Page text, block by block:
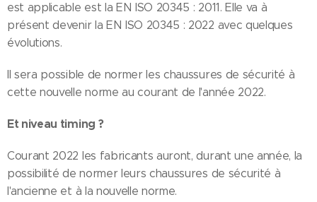
est applicable est la EN ISO 20345 : 2011. Elle va à
présent devenir la EN ISO 20345 : 2022 avec quelques
évolutions.
Il sera possible de normer les chaussures de sécurité à
cette nouvelle norme au courant de l'année 2022.
Et niveau timing ?
Courant 2022 les fabricants auront, durant une année, la
possibilité de normer leurs chaussures de sécurité à
l'ancienne et à la nouvelle norme.